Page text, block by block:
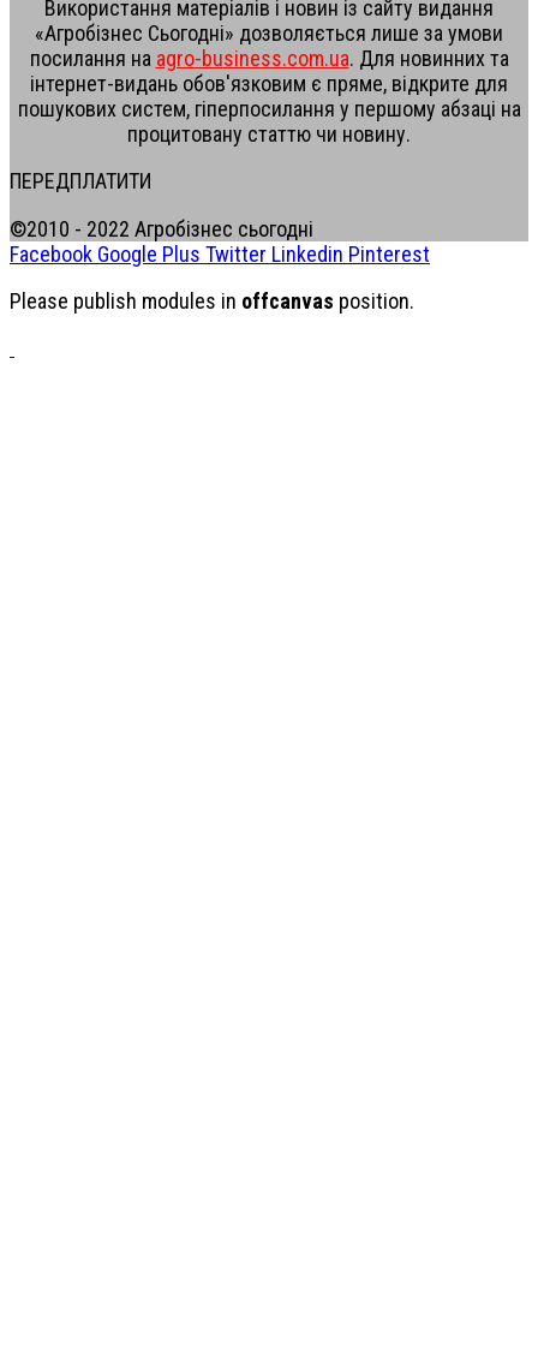
Використання матеріалів і новин із сайту видання
«Агробізнес Сьогодні» дозволяється лише за умови
посилання на agro-business.com.ua. Для новинних та
інтернет-видань обов'язковим є пряме, відкрите для
пошукових систем, гіперпосилання у першому абзаці на
процитовану статтю чи новину.
ПЕРЕДПЛАТИТИ
©2010 - 2022 Агробізнес сьогодні
Facebook Google Plus Twitter Linkedin Pinterest
Please publish modules in offcanvas position.